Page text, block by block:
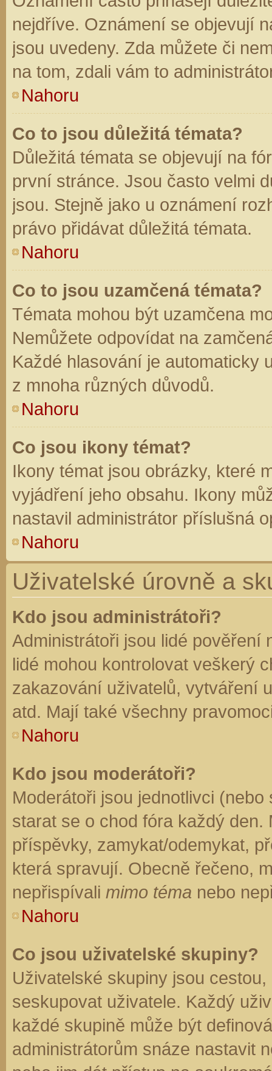
nejdříve. Oznámení se objevují
jsou uvedeny. Zda můžete či
na tom, zdali vám to
Nahoru
Co to jsou důležitá témata?
Důležitá témata se objevují na
první stránce. Jsou často velmi
jsou. Stejně jako u oznámení
právo přidávat důležitá témata.
Nahoru
Co to jsou uzamčená témata?
Témata mohou být uzamčena
Nemůžete odpovídat na
Každé hlasování je automaticky
z mnoha různých důvodů.
Nahoru
Co jsou ikony témat?
Ikony témat jsou obrázky, které
vyjádření jeho obsahu. Ikony
nastavil administrátor příslušná
Nahoru
Uživatelské úrovně a
Kdo jsou administrátoři?
Administrátoři jsou lidé pověření
lidé mohou kontrolovat veškerý
zakazování uživatelů, vytváření
atd. Mají také všechny
Nahoru
Kdo jsou moderátoři?
Moderátoři jsou jednotlivci
starat se o chod fóra každý
příspěvky, zamykat/odemykat,
která spravují. Obecně řečeno,
nepřispívali mimo téma nebo
Nahoru
Co jsou uživatelské skupiny?
Uživatelské skupiny jsou
seskupovat uživatele. Každý
každé skupině může být
administrátorům snáze nastavit